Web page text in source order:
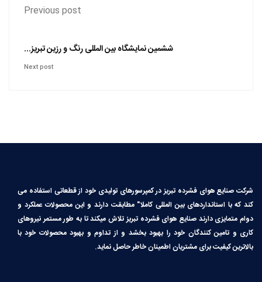
Previous post
ششمین نمایشگاه بین المللی رنگ و رزین تبریز...
Next post
شرکت صنایع هوای فشرده تبریز در کمپرسورهای تولیدی خود از قطعاتی استفاده می
کند که با استانداردهای بین المللی کاملا″ مطابقت دارند و این محصولات عملکرد و
دوام متمایزی دارند صنایع هوای فشرده تبریز تلاش میکند تا به طور مستمر نیروهای
کاری و تامین کنندگان خود را بهبود بخشد و از تداوم و بهبود محصولات خود با
بالاترین کیفیت برای مشتریان اطمینان خاطر حاصل نماید.